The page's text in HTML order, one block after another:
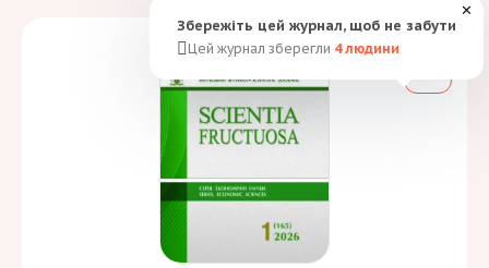
Збережіть цей журнал, щоб не забути
Цей журнал зберегли 4людини
✕